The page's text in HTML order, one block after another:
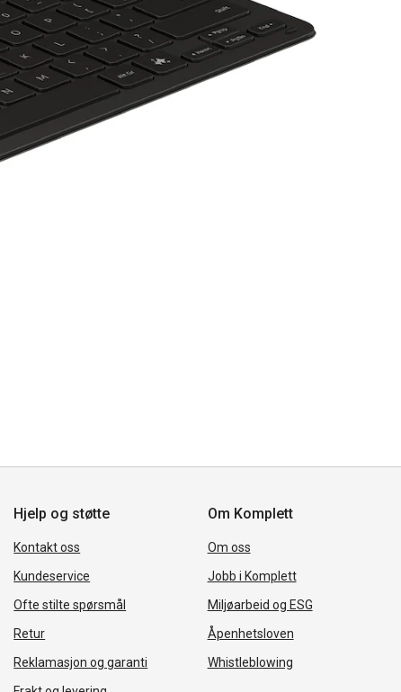
Hjelp og støtte
Kontakt oss
Kundeservice
Ofte stilte spørsmål
Retur
Reklamasjon og garanti
Om Komplett
Om oss
Jobb i Komplett
Miljøarbeid og ESG
Åpenhetsloven
Whistleblowing